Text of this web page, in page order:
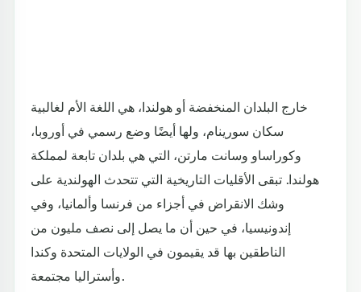
خارج البلدان المنخفضة أو هولندا، هي اللغة الأم لغالبية
سكان سورينام، ولها أيضًا وضع رسمي في أوروبا،
وكوراساو وسانت مارتن، التي هي بلدان تابعة لمملكة
هولندا. تبقى الأقليات التاريخية التي تتحدث الهولندية على
وشك الانقراض في أجزاء من فرنسا وألمانيا، وفي
إندونيسيا، في حين أن ما يصل إلى نصف مليون من
الناطقين بها قد يقيمون في الولايات المتحدة وكندا
وأستراليا مجتمعة.